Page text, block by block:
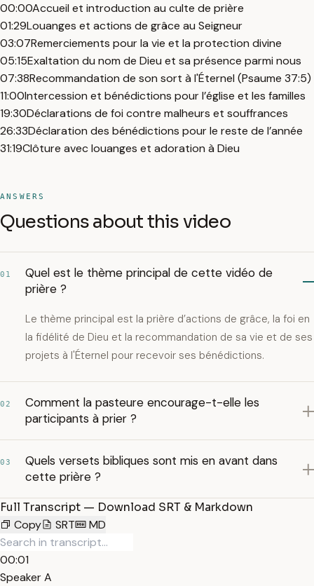
00:00Accueil et introduction au culte de prière
01:29Louanges et actions de grâce au Seigneur
03:07Remerciements pour la vie et la protection divine
05:15Exaltation du nom de Dieu et sa présence parmi nous
07:38Recommandation de son sort à l'Éternel (Psaume 37:5)
11:00Intercession et bénédictions pour l’église et les familles
19:30Déclarations de foi contre malheurs et souffrances
26:33Déclaration des bénédictions pour le reste de l’année
31:19Clôture avec louanges et adoration à Dieu
ANSWERS
Questions about this video
01
Quel est le thème principal de cette vidéo de
prière ?
Le thème principal est la prière d’actions de grâce, la foi en
la fidélité de Dieu et la recommandation de sa vie et de ses
projets à l'Éternel pour recevoir ses bénédictions.
02
Comment la pasteure encourage-t-elle les
participants à prier ?
03
Quels versets bibliques sont mis en avant dans
cette prière ?
Full Transcript — Download SRT & Markdown
Copy
SRT MD
00:01
Speaker A